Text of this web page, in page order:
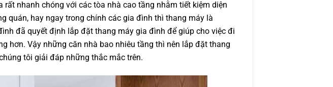
nhanh chóng với các tòa nhà cao tầng nhằm tiết kiệm diện
quán, hay ngay trong chính các gia đình thì thang máy là
đã quyết định lắp đặt thang máy gia đình để giúp cho việc đi
hơn. Vậy những căn nhà bao nhiêu tầng thì nên lắp đặt thang
tôi giải đáp những thắc mắc trên.